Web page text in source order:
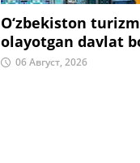
O‘zbekiston
olayotgan davlat
06 Август, 2026